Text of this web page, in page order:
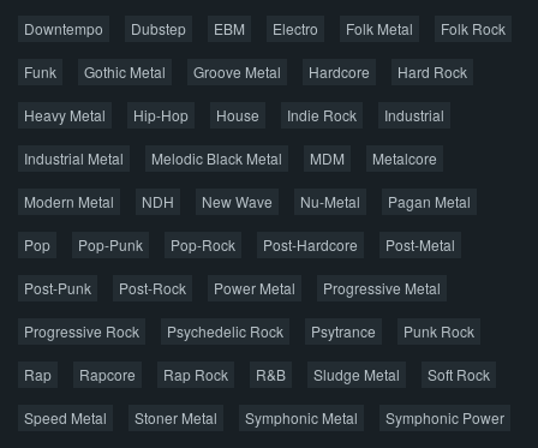
Downtempo Dubstep EBM Electro Folk Metal Folk Rock
Funk Gothic Metal Groove Metal Hardcore Hard Rock
Heavy Metal Hip-Hop House Indie Rock Industrial
Industrial Metal Melodic Black Metal MDM Metalcore
Modern Metal NDH New Wave Nu-Metal Pagan Metal
Pop Pop-Punk Pop-Rock Post-Hardcore Post-Metal
Post-Punk Post-Rock Power Metal Progressive Metal
Progressive Rock Psychedelic Rock Psytrance Punk Rock
Rap Rapcore Rap Rock R&B Sludge Metal Soft Rock
Speed Metal Stoner Metal Symphonic Metal Symphonic Power
Главная Поиск по сайту
Карта сайта
Джаз
Метал Поп Рэп Рок Шансон
Весь материал выложен для ознакомления, после
лицензионную копию.